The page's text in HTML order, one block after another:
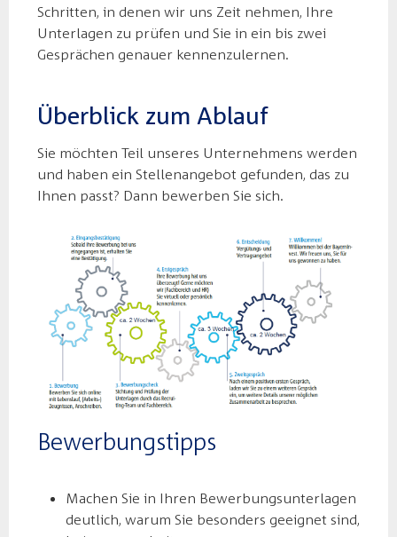
Schritten, in denen wir uns Zeit nehmen, Ihre
Unterlagen zu prüfen und Sie in ein bis zwei
Gesprächen genauer kennenzulernen.
Überblick zum Ablauf
Sie möchten Teil unseres Unternehmens werden
und haben ein Stellenangebot gefunden, das zu
Ihnen passt? Dann bewerben Sie sich.
Bewerbungstipps
Machen Sie in Ihren Bewerbungsunterlagen
deutlich, warum Sie besonders geeignet sind,